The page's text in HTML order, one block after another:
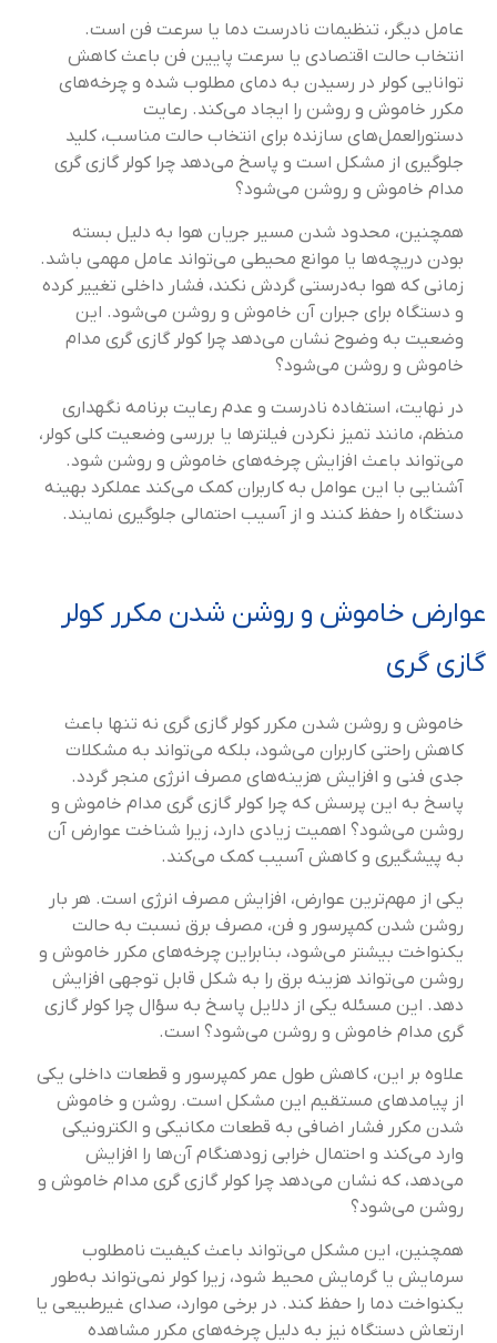
عامل دیگر، تنظیمات نادرست دما یا سرعت فن است.
انتخاب حالت اقتصادی یا سرعت پایین فن باعث کاهش
توانایی کولر در رسیدن به دمای مطلوب شده و چرخه‌های
مکرر خاموش و روشن را ایجاد می‌کند. رعایت
دستورالعمل‌های سازنده برای انتخاب حالت مناسب، کلید
جلوگیری از مشکل است و پاسخ می‌دهد چرا کولر گازی گری
مدام خاموش و روشن می‌شود؟
همچنین، محدود شدن مسیر جریان هوا به دلیل بسته
بودن دریچه‌ها یا موانع محیطی می‌تواند عامل مهمی باشد.
زمانی که هوا به‌درستی گردش نکند، فشار داخلی تغییر کرده
و دستگاه برای جبران آن خاموش و روشن می‌شود. این
وضعیت به وضوح نشان می‌دهد چرا کولر گازی گری مدام
خاموش و روشن می‌شود؟
در نهایت، استفاده نادرست و عدم رعایت برنامه نگهداری
منظم، مانند تمیز نکردن فیلترها یا بررسی وضعیت کلی کولر،
می‌تواند باعث افزایش چرخه‌های خاموش و روشن شود.
آشنایی با این عوامل به کاربران کمک می‌کند عملکرد بهینه
دستگاه را حفظ کنند و از آسیب احتمالی جلوگیری نمایند.
عوارض خاموش و روشن شدن مکرر کولر
گازی گری
خاموش و روشن شدن مکرر کولر گازی گری نه تنها باعث
کاهش راحتی کاربران می‌شود، بلکه می‌تواند به مشکلات
جدی فنی و افزایش هزینه‌های مصرف انرژی منجر گردد.
پاسخ به این پرسش که چرا کولر گازی گری مدام خاموش و
روشن می‌شود؟ اهمیت زیادی دارد، زیرا شناخت عوارض آن
به پیشگیری و کاهش آسیب کمک می‌کند.
یکی از مهم‌ترین عوارض، افزایش مصرف انرژی است. هر بار
روشن شدن کمپرسور و فن، مصرف برق نسبت به حالت
یکنواخت بیشتر می‌شود، بنابراین چرخه‌های مکرر خاموش و
روشن می‌تواند هزینه برق را به شکل قابل توجهی افزایش
دهد. این مسئله یکی از دلایل پاسخ به سؤال چرا کولر گازی
گری مدام خاموش و روشن می‌شود؟ است.
علاوه بر این، کاهش طول عمر کمپرسور و قطعات داخلی یکی
از پیامدهای مستقیم این مشکل است. روشن و خاموش
شدن مکرر فشار اضافی به قطعات مکانیکی و الکترونیکی
وارد می‌کند و احتمال خرابی زودهنگام آن‌ها را افزایش
می‌دهد، که نشان می‌دهد چرا کولر گازی گری مدام خاموش و
روشن می‌شود؟
همچنین، این مشکل می‌تواند باعث کیفیت نامطلوب
سرمایش یا گرمایش محیط شود، زیرا کولر نمی‌تواند به‌طور
یکنواخت دما را حفظ کند. در برخی موارد، صدای غیرطبیعی یا
ارتعاش دستگاه نیز به دلیل چرخه‌های مکرر مشاهده